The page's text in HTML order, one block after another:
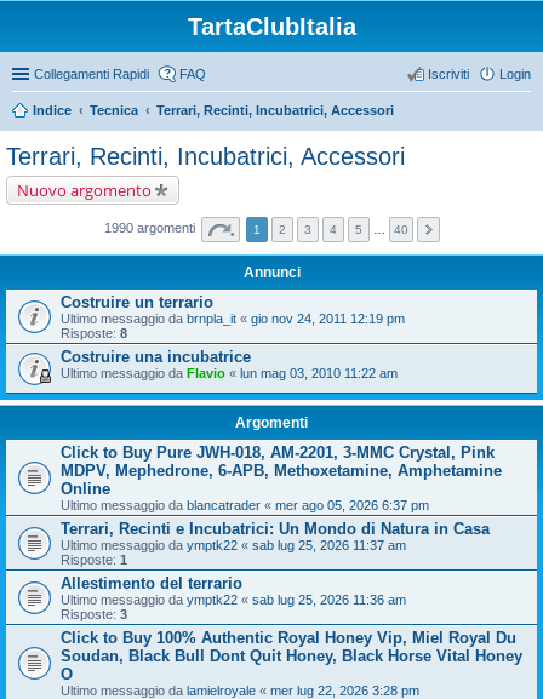
TartaClubItalia
Collegamenti Rapidi FAQ Login
Iscriviti
Indice Tecnica Terrari, Recinti, Incubatrici, Accessori
Terrari, Recinti, Incubatrici, Accessori
Nuovo argomento
1990 argomenti 1 2 3 4 5 40
Annunci
Costruire un terrario
Ultimo messaggio da brnpla_it « gio nov 24, 2011 12:19 pm
Risposte: 8
Costruire una incubatrice
Ultimo messaggio da Flavio « lun mag 03, 2010 11:22 am
Argomenti
Click to Buy Pure JWH-018, AM-2201, 3-MMC Crystal, Pink
MDPV, Mephedrone, 6-APB, Methoxetamine, Amphetamine
Online
Ultimo messaggio da blancatrader « mer ago 05, 2026 6:37 pm
Terrari, Recinti e Incubatrici: Un Mondo di Natura in Casa
Ultimo messaggio da ymptk22 « sab lug 25, 2026 11:37 am
Risposte: 1
Allestimento del terrario
Ultimo messaggio da ymptk22 « sab lug 25, 2026 11:36 am
Risposte: 3
Click to Buy 100% Authentic Royal Honey Vip, Miel Royal Du
Soudan, Black Bull Dont Quit Honey, Black Horse Vital Honey
O
Ultimo messaggio da lamielroyale « mer lug 22, 2026 3:28 pm